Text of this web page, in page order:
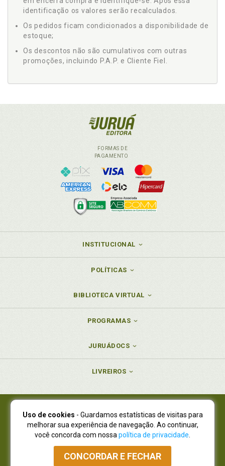
identificação os valores serão recalculados.
Os pedidos ficam condicionados a disponibilidade de
estoque;
Os descontos não são cumulativos com outras
promoções, incluindo P.A.P. e Cliente Fiel.
FORMAS DE
PAGAMENTO
INSTITUCIONAL
POLÍTICAS
BIBLIOTECA VIRTUAL
PROGRAMAS
JURUÁDOCS
LIVREIROS
Juruá Editora Ltda., CNPJ 77.535.508/0001-19
Juruá Informática Ltda., CNPJ 01.701.561/0001-80
NOVO ENDEREÇO:R. Flávio Dallegrave, 7665, São Lourenço |
Curitiba - Paraná - CEP 82210-310
Atendimento: (41) 4009-3900|Vendas Atacado: (41) 4009-3939
Uso de cookies - Guardamos estatísticas de visitas para
melhorar sua experiência de navegação. Ao continuar,
você concorda com nossa política de privacidade
CONCORDAR E FECHAR